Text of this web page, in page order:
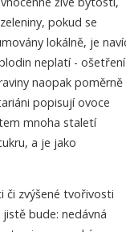
pokud se
lokálně, je
neplatí - ošetření
naopak poměrně
popisují ovoce
mnoha staletí
a je jako
zvýšené tvořivosti
bude: nedávná